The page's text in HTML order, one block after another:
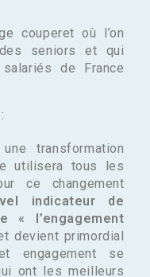
couperet où l’on
seniors et qui
de France
transformation
utilisera tous les
ce changement
indicateur de
« l’engagement
devient primordial
engagement se
ont les meilleurs